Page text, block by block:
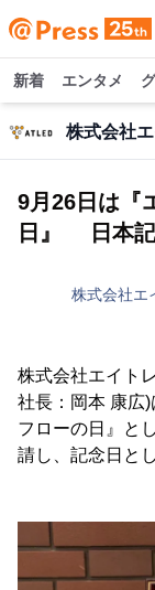
新着 エンタメ
株式会社
9月26日は『
日』 日本
株式会社エ
株式会社エイト
社長：岡本 康広
フローの日』と
請し、記念日と